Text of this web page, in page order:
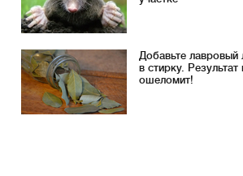
Добавьте лавровый
в стирку. Результат
ошеломит!